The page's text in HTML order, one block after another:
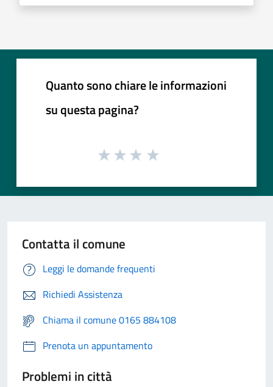
Quanto sono chiare le informazioni
su questa pagina?
Contatta il comune
Leggi le domande frequenti
Richiedi Assistenza
Chiama il comune 0165 884108
Prenota un appuntamento
Problemi in città